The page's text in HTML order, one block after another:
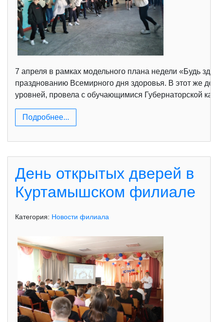
7 апреля в рамках модельного плана недели «Будь
празднованию Всемирного дня здоровья. В этот же
уровней, провела с обучающимися Губернаторской
Подробнее...
День открытых дверей в
Куртамышском филиале
Категория: Новости филиала